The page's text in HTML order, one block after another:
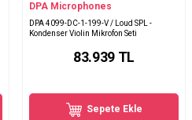
DPA Microphones
DPA 4099-DC-1-199-V / Loud SPL -
Kondenser Violin Mikrofon Seti
83.939TL
Sepete Ekle